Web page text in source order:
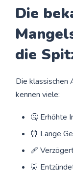
Die
die
Die klassischen
kennen viele:
🤒 Erhöhte
⏰ Lange
🩹
🦷